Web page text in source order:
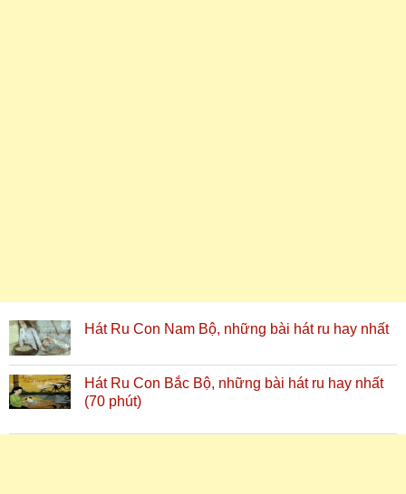
Hát Ru Con Nam Bộ, những bài hát ru hay nhất
Hát Ru Con Bắc Bộ, những bài hát ru hay nhất
(70 phút)